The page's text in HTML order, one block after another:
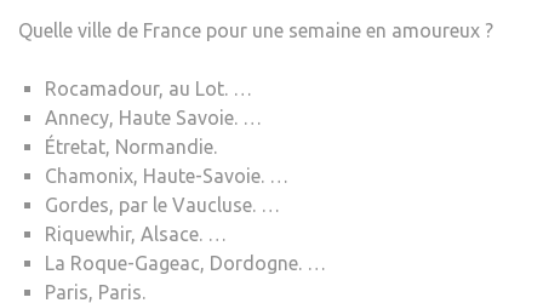
Quelle ville de France pour une semaine en amoureux ?
Rocamadour, au Lot. …
Annecy, Haute Savoie. …
Étretat, Normandie.
Chamonix, Haute-Savoie. …
Gordes, par le Vaucluse. …
Riquewhir, Alsace. …
La Roque-Gageac, Dordogne. …
Paris, Paris.